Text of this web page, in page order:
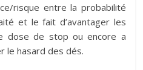
risque entre la probabilité
et le fait d’avantager les
dose de stop ou encore a
le hasard des dés.